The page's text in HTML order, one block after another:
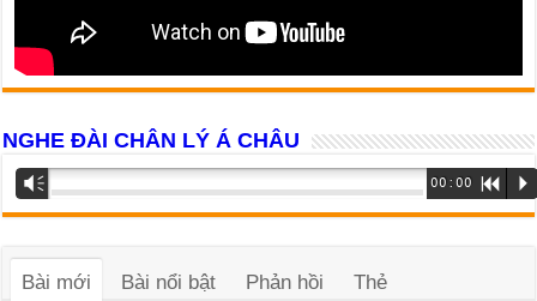
NGHE ĐÀI CHÂN LÝ Á CHÂU
Trình
phát
âm
Vm 00:00 R P
Bài mới Bài nổi bật Phản hồi Thẻ